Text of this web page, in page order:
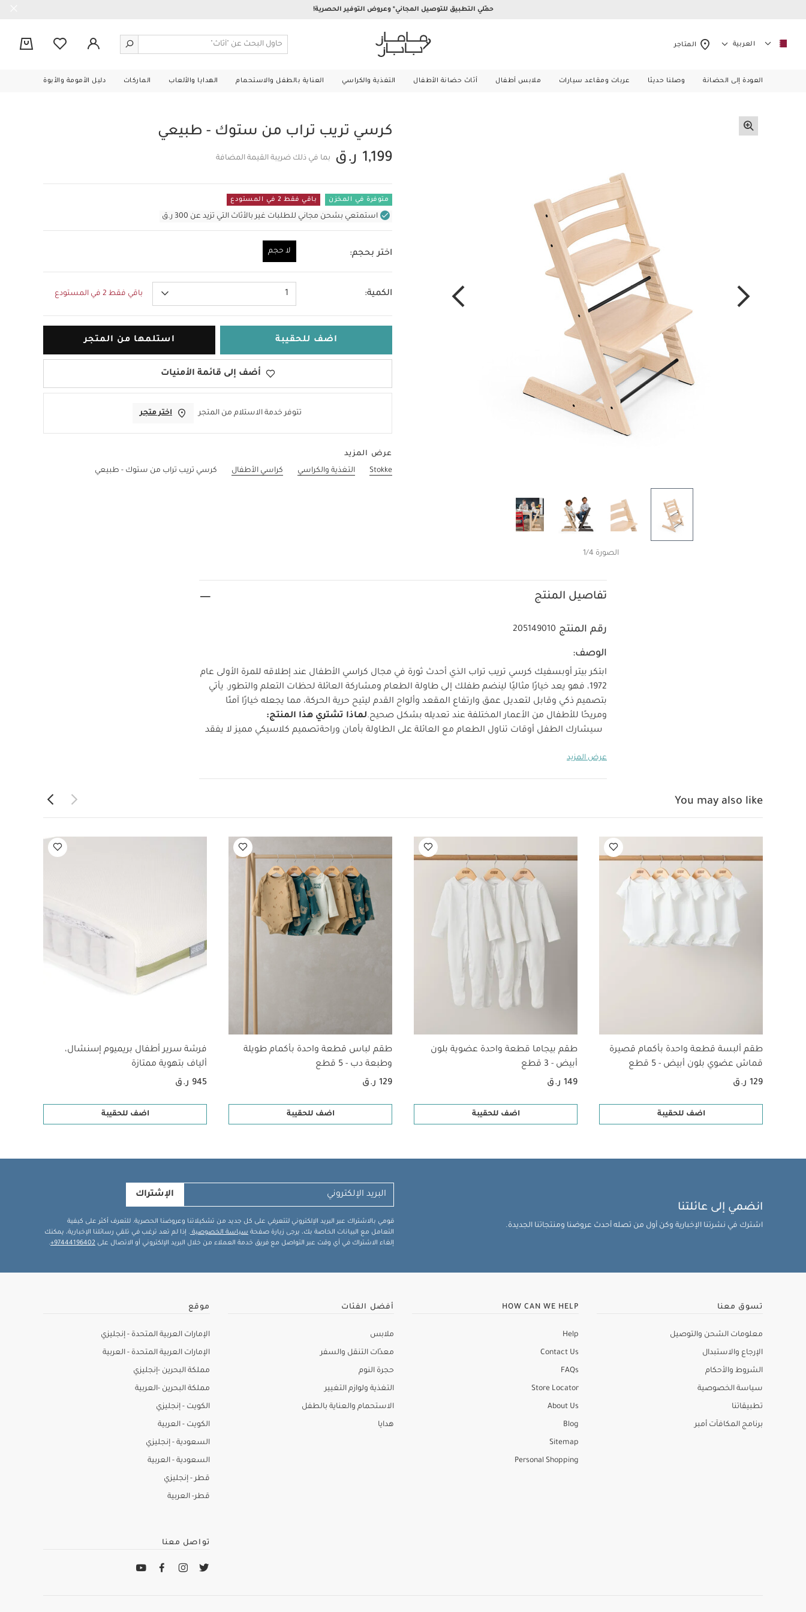
حمّلي التطبيق للتوصيل المجاني* وعروض التوفير الحصرية!
العربية المتاجر
العودة إلى الحضانة وصلنا حديثا عربات ومقاعد سيارات ملابس أطفال أثاث حضانة الأطفال التغذية والكراسي العناية بالطفل والاستحمام الهدايا والألعاب الماركات دليل الأمومة والأبوة
الصورة 1/4
كرسي تريب تراب من ستوك - طبيعي
1,199 ر.ق
بما في ذلك ضريبة القيمة المضافة
متوفرة في المخزن باقي فقط 2 في المستودع
استمتعي بشحن مجاني للطلبات غير بالأثاث التي تزيد عن 300 ر.ق
اختر بحجم: لا حجم
الكمية: 1 باقي فقط 2 في المستودع
اضف للحقيبة استلمها من المتجر
أضف إلى قائمة الأمنيات
تتوفر خدمة الاستلام من المتجر اختر متجر
عرض المزيد
Stokke
التغذية والكراسي كراسي الأطفال كرسي تريب تراب من ستوك - طبيعي
تفاصيل المنتج
رقم المنتج 205149010
الوصف:
ابتكر بيتر أوبسفيك كرسي تريب تراب الذي أحدث ثورة في مجال كراسي الأطفال عند إطلاقه للمرة الأولى عام
1972، فهو يعد خيارًا مثاليًا لينضم طفلك إلى طاولة الطعام ومشاركة العائلة لحظات التعلم والتطور. يأتي
بتصميم ذكي وقابل لتعديل عمق وارتفاع المقعد وألواح القدم ليتيح حرية الحركة، مما يجعله خيارًا آمنًا
ومريحًا للأطفال من الأعمار المختلفة عند تعديله بشكل صحيح.لماذا تشتري هذا المنتج:
سيشارك الطفل أوقات تناول الطعام مع العائلة على الطاولة بأمان وراحةتصميم كلاسيكي مميز لا يفقد
المختلفةمسند قدم لدعم الطفل وضمان الشعور بالراحة
رطل): حتى 136‏/300
قد يعجبك أيضاً:طقم ألبسة قطعة واحدة بأكمام قصيرة قماش عضوي بلون أبيض - 5 قطع
سرير أطفال بريميوم إسنشال، ألياف بتهوية ممتازة
زينة حائط على شكل رأس أسد
عرض المزيد
You may also like
طقم ألبسة قطعة واحدة بأكمام قصيرة
قماش عضوي بلون أبيض - 5 قطع
129 ر.ق
اضف للحقيبة
طقم بيجاما قطعة واحدة عضوية بلون
أبيض - 3 قطع
149 ر.ق
اضف للحقيبة
طقم لباس قطعة واحدة بأكمام طويلة
وطبعة دب - 5 قطع
129 ر.ق
اضف للحقيبة
فرشة سرير أطفال بريميوم إسنشال،
ألياف بتهوية ممتازة
945 ر.ق
اضف للحقيبة
انضمي إلى عائلتنا
اشترك في نشرتنا الإخبارية وكن أول من تصله أحدث عروضنا ومنتجاتنا الجديدة.
الإشتراك
قومي بالاشتراك عبر البريد الإلكتروني لتتعرفي على كل جديد من تشكيلاتنا وعروضنا الحصرية. للتعرف أكثر على كيفية
التعامل مع البيانات الخاصة بك، يرجى زيارة صفحة سياسة الخصوصية . إذا لم تعد ترغب في تلقي رسائلنا الإخبارية، يمكنك
إلغاء الاشتراك في أي وقت عبر التواصل مع فريق خدمة العملاء من خلال البريد الإلكتروني أو الاتصال على 97444196402+
.
تسوق معنا
معلومات الشحن والتوصيل
الإرجاع والاستبدال
الشروط والأحكام
سياسة الخصوصية
تطبيقاتنا
برنامج المكافآت أمبر
HOW CAN WE HELP
Help
Contact Us
FAQs
Store Locator
About Us
Blog
Sitemap
Personal Shopping
أفضل الفئات
ملابس
معدّات التنقل والسفر
حجرة النوم
التغذية ولوازم التغيير
الاستحمام والعناية بالطفل
هدايا
موقع
الإمارات العربية المتحدة - إنجليزي
الإمارات العربية المتحدة - العربية
مملكة البحرين -إنجليزي
مملكة البحرين -العربية
الكويت - إنجليزي
الكويت - العربية
السعودية - إنجليزي
السعودية - العربية
قطر - إنجليزي
قطر- العربية
تواصل معنا